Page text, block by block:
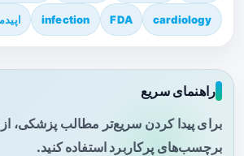
cardiology
FDA
infection
راهنمای سریع
برای پیدا کردن سریع‌تر مطالب پزشکی،
برچسب‌های پرکاربرد استفاده کنید.